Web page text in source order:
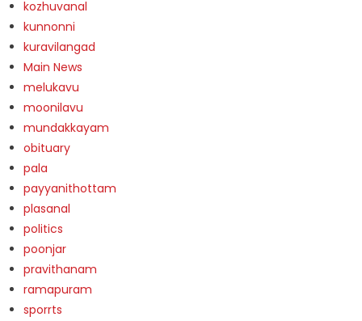
kozhuvanal
kunnonni
kuravilangad
Main News
melukavu
moonilavu
mundakkayam
obituary
pala
payyanithottam
plasanal
politics
poonjar
pravithanam
ramapuram
sporrts